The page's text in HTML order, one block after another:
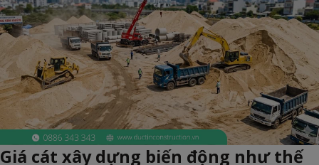
Giá cát xây dựng biến động như thế